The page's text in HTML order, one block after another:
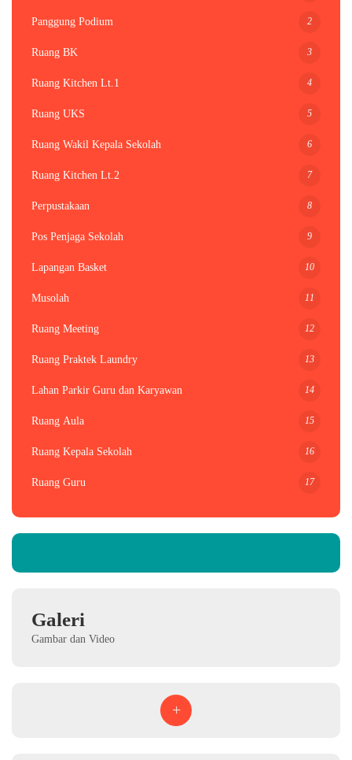
Panggung Podium 2
Ruang BK 3
Ruang Kitchen Lt.1 4
Ruang UKS 5
Ruang Wakil Kepala Sekolah 6
Ruang Kitchen Lt.2 7
Perpustakaan 8
Pos Penjaga Sekolah 9
Lapangan Basket 10
Musolah 11
Ruang Meeting 12
Ruang Praktek Laundry 13
Lahan Parkir Guru dan Karyawan 14
Ruang Aula 15
Ruang Kepala Sekolah 16
Ruang Guru 17
Galeri
Gambar dan Video
+